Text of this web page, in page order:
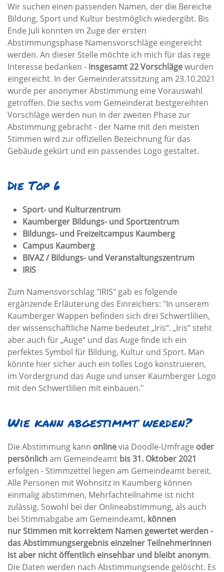
Wir suchen einen passenden Namen, der die Bereiche
Bildung, Sport und Kultur bestmöglich wiedergibt. Bis
Ende Juli konnten im Zuge der ersten
Abstimmungsphase Namensvorschläge eingereicht
werden. An dieser Stelle möchte ich mich für das rege
Interesse bedanken - insgesamt 22 Vorschlägewurden
eingereicht. In der Gemeinderatssitzung am 23.10.2021
wurde per anonymer Abstimmung eine Vorauswahl
getroffen. Die sechs vom Gemeinderat bestgereihten
Vorschläge werden nun in der zweiten Phase zur
Abstimmung gebracht - der Name mit den meisten
Stimmen wird zur offiziellen Bezeichnung für das
Gebäude gekürt und ein passendes Logo gestaltet.
Die Top 6
Sport- und Kulturzentrum
Kaumberger Bildungs- und Sportzentrum
Bildungs- und Freizeitcampus Kaumberg
Campus Kaumberg
BIVAZ / Bildungs- und Veranstaltungszentrum
IRIS
Zum Namensvorschlag "IRIS" gab es folgende
ergänzende Erläuterung des Einreichers: "In unserem
Kaumberger Wappen befinden sich drei Schwertlilien,
der wissenschaftliche Name bedeutet „Iris“. „Iris“ steht
aber auch für „Auge“ und das Auge finde ich ein
perfektes Symbol für Bildung, Kultur und Sport. Man
könnte hier sicher auch ein tolles Logo konstruieren,
im Vordergrund das Auge und unser Kaumberger Logo
mit den Schwertlilien mit einbauen."
Wie kann abgestimmt werden?
Die Abstimmung kann onlinevia Doodle-Umfrage oder
persönlicham Gemeindeamt bis 31. Oktober 2021
erfolgen - Stimmzettel liegen am Gemeindeamt bereit.
Alle Personen mit Wohnsitz in Kaumberg können
einmalig abstimmen, Mehrfachteilnahme ist nicht
zulässig. Sowohl bei der Onlineabstimmung, als auch
bei Stimmabgabe am Gemeindeamt, können
nur Stimmen mit korrektem Namen gewertet werden -
das Abstimmungsergebnis einzelner TeilnehmerInnen
ist aber nicht öffentlich einsehbar und bleibt anonym.
Die Daten werden nach Abstimmungsende gelöscht. Es